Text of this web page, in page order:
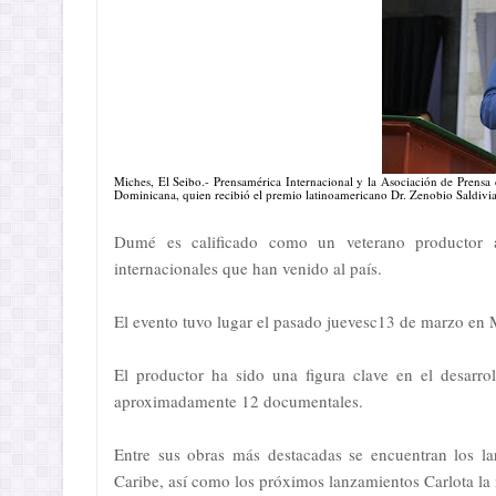
Miches, El Seibo.- Prensamérica Internacional y la Asociación de
Dominicana, quien recibió el premio latinoamericano Dr. Zenobio
Dumé es calificado como un veterano
internacionales que han venido al país.
El evento tuvo lugar el pasado juevesc13 de marzo
El productor ha sido una figura clave en el
aproximadamente 12 documentales.
Entre sus obras más destacadas se encuentran los
Caribe, así como los próximos lanzamientos Carlota